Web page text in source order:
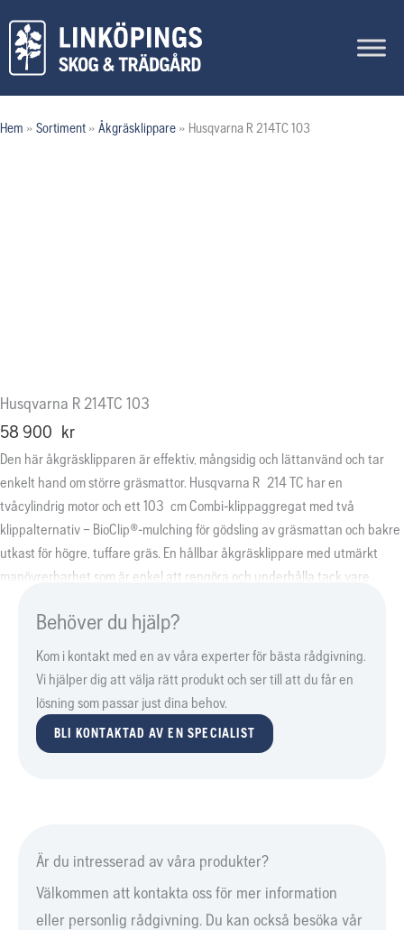
innehåll
Hem » Sortiment » Åkgräsklippare » Husqvarna R 214TC 103
Husqvarna R 214TC 103
58 900 kr
Den här åkgräsklipparen är effektiv, mångsidig och lättanvänd och tar
enkelt hand om större gräsmattor. Husqvarna R 214 TC har en
tvåcylindrig motor och ett 103 cm Combi-klippaggregat med två
klippalternativ – BioClip®-mulching för gödsling av gräsmattan och bakre
utkast för högre, tuffare gräs. En hållbar åkgräsklippare med utmärkt
manövrerbarhet som är enkel att rengöra och underhålla tack vare
finns tillgängligt.
Behöver du hjälp?
Kom i kontakt med en av våra experter för bästa rådgivning.
Vi hjälper dig att välja rätt produkt och ser till att du får en
lösning som passar just dina behov.
BLI KONTAKTAD AV EN SPECIALIST
Är du intresserad av våra produkter?
Välkommen att kontakta oss för mer information
eller personlig rådgivning. Du kan också besöka vår